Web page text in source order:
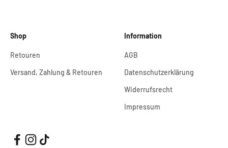
Shop
Retouren
Versand, Zahlung & Retouren
Information
AGB
Datenschutzerklärung
Widerrufsrecht
Impressum